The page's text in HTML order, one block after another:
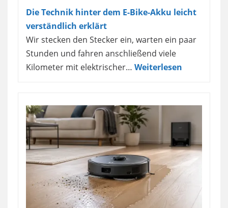
Die Technik hinter dem E-Bike-Akku leicht
verständlich erklärt
Wir stecken den Stecker ein, warten ein paar
Stunden und fahren anschließend viele
Kilometer mit elektrischer… Weiterlesen